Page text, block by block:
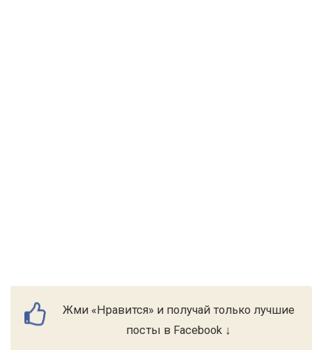
Жми «Нравится» и получай только лучшие
посты в Facebook ↓